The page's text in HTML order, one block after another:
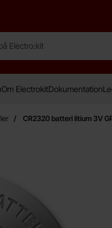
Om ElectrokitDokumentation
CR2320 batteri litium 3V
Makera cR2320